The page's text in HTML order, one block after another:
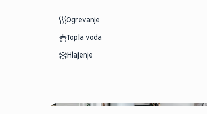
Ogrevanje
Topla voda
Hlajenje